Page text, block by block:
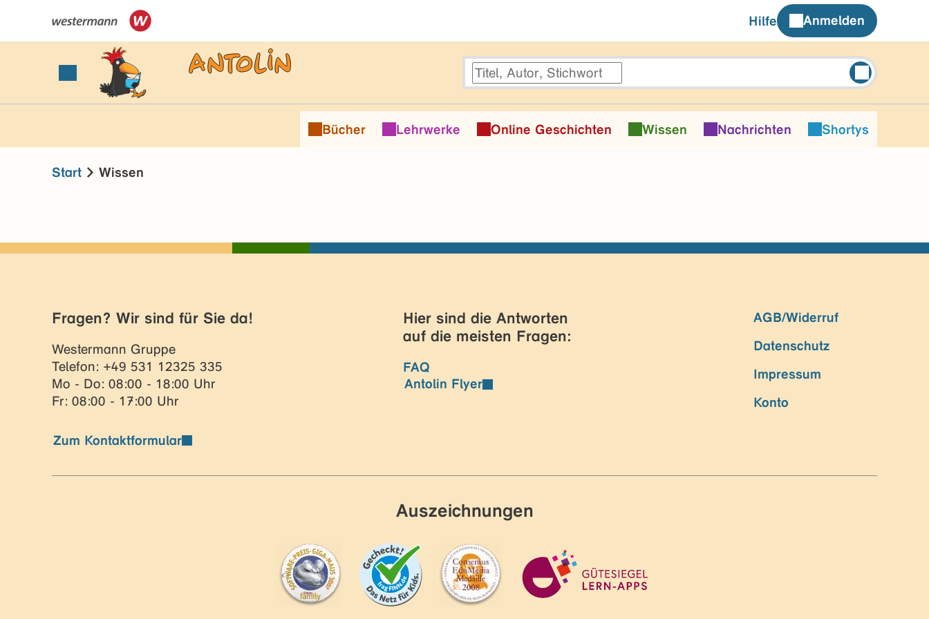
Hilfe Anmelden
Bücher Lehrwerke Online Geschichten Wissen Nachrichten Shortys
Start Wissen
Fragen? Wir sind für Sie da!
Westermann Gruppe
Telefon: +49 531 12325 335
Mo - Do: 08:00 - 18:00 Uhr
Fr: 08:00 - 17:00 Uhr
Zum Kontaktformular
Hier sind die Antworten
auf die meisten Fragen:
FAQ
Antolin Flyer
AGB/Widerruf
Datenschutz
Impressum
Konto
Auszeichnungen